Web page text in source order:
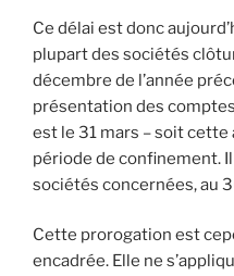
Ce délai est donc
plupart des sociétés
décembre de l’année
présentation des
est le 31 mars – soit
période de confinement.
sociétés concernées, au
Cette prorogation est
encadrée. Elle ne